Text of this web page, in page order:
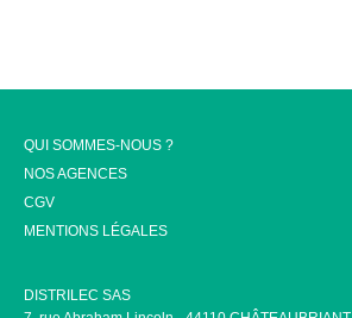
QUI SOMMES-NOUS ?
NOS AGENCES
CGV
MENTIONS LÉGALES
DISTRILEC SAS